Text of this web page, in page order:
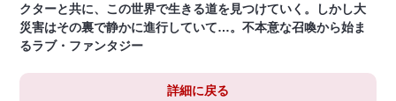
クターと共に、この世界で生きる道を見つけていく。しかし大
災害はその裏で静かに進行していて…。不本意な召喚から始ま
るラブ・ファンタジー
詳細に戻る